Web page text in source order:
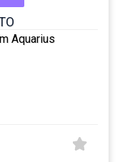
Aquarius